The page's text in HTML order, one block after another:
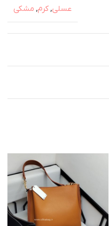
عسلی, کرم, مشکی